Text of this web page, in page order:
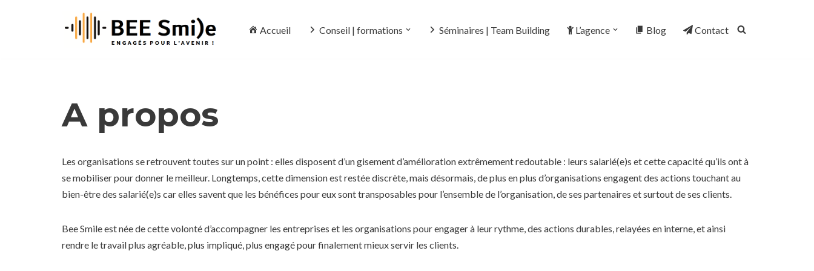
Accueil Conseil | formations Séminaires | Team Building L’agence Blog Contact
A propos
Les organisations se retrouvent toutes sur un point : elles disposent d’un gisement d’amélioration extrêmement redoutable : leurs salarié(e)s et cette capacité qu’ils ont à
se mobiliser pour donner le meilleur. Longtemps, cette dimension est restée discrète, mais désormais, de plus en plus d’organisations engagent des actions touchant au
bien-être des salarié(e)s car elles savent que les bénéfices pour eux sont transposables pour l’ensemble de l’organisation, de ses partenaires et surtout de ses clients.
Bee Smile est née de cette volonté d’accompagner les entreprises et les organisations pour engager à leur rythme, des actions durables, relayées en interne, et ainsi
rendre le travail plus agréable, plus impliqué, plus engagé pour finalement mieux servir les clients.